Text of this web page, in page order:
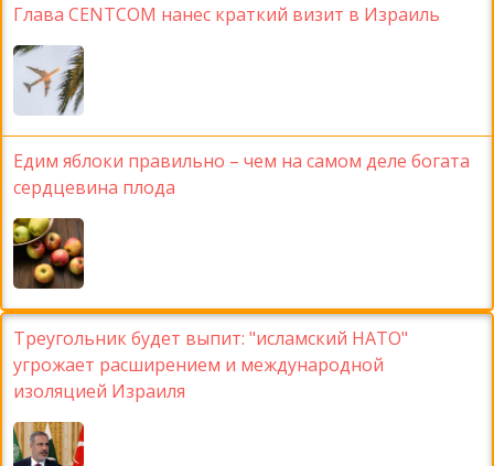
Глава CENTCOM нанес краткий визит в Израиль
Едим яблоки правильно – чем на самом деле богата
сердцевина плода
Треугольник будет выпит: "исламский НАТО"
угрожает расширением и международной
изоляцией Израиля